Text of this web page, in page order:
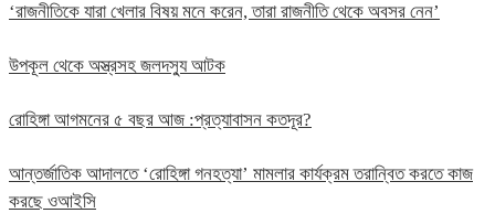
‘রাজনীতিকে যারা খেলার বিষয় মনে করেন, তারা রাজনীতি থেকে অবসর নেন’
উপকূল থেকে অস্ত্রসহ জলদস্যু আটক
রোহিঙ্গা আগমনের ৫ বছর আজ :প্রত্যাবাসন কতদূর?
আন্তর্জাতিক আদালতে ‘রোহিঙ্গা গনহত্যা’ মামলার কার্যক্রম তরান্বিত করতে কাজ
করছে ওআইসি